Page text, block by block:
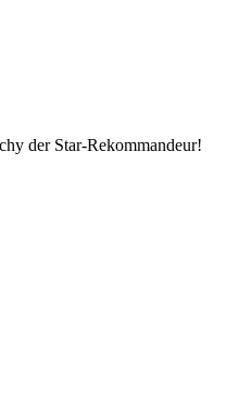
der Star-Rekommandeur!